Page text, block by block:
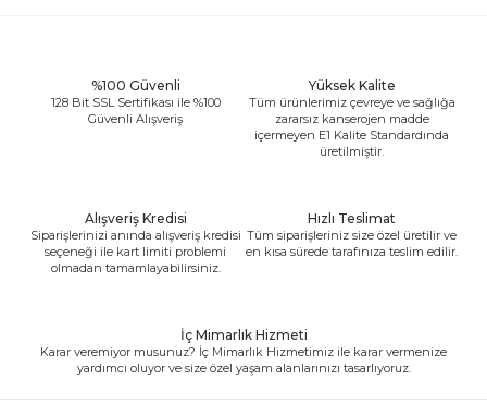
%100 Güvenli
128 Bit SSL Sertifikası ile %100
Güvenli Alışveriş
Yüksek Kalite
Tüm ürünlerimiz çevreye ve sağlığa
zararsız kanserojen madde
içermeyen E1 Kalite Standardında
üretilmiştir.
Alışveriş Kredisi
Siparişlerinizi anında alışveriş kredisi
seçeneği ile kart limiti problemi
olmadan tamamlayabilirsiniz.
Hızlı Teslimat
Tüm siparişleriniz size özel üretilir ve
en kısa sürede tarafınıza teslim edilir.
İç Mimarlık Hizmeti
Karar veremiyor musunuz? İç Mimarlık Hizmetimiz ile karar vermenize
yardımcı oluyor ve size özel yaşam alanlarınızı tasarlıyoruz.